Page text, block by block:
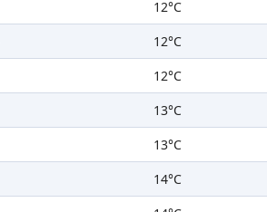
12°C
12°C
12°C
13°C
13°C
14°C